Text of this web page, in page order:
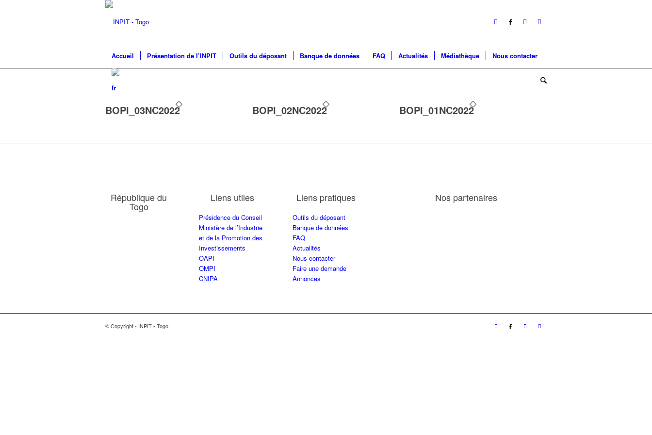
Accueil Présentation de l’INPIT Outils du déposant Banque de données FAQ Actualités Médiathèque Nous contacter
BOPI_03NC2022 BOPI_02NC2022 BOPI_01NC2022
République du
Togo
Liens utiles
Présidence du Conseil
Ministère de l’Industrie
et de la Promotion des
Investissements
OAPI
OMPI
CNIPA
Liens pratiques
Outils du déposant
Banque de données
FAQ
Actualités
Nous contacter
Faire une demande
Annonces
Nos partenaires
© Copyright - INPIT - Togo